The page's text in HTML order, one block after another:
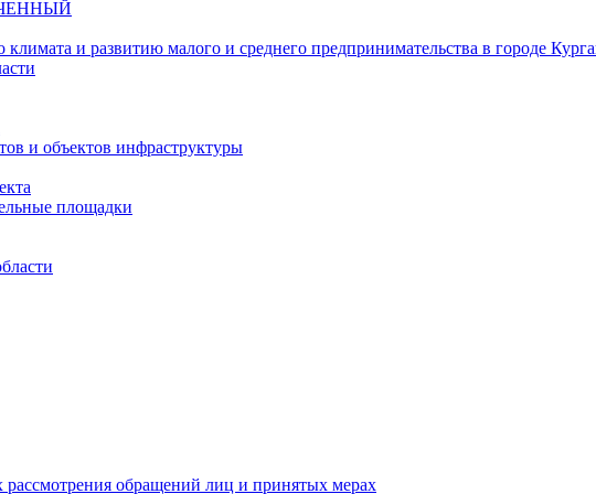
и развитию малого и среднего предпринимательства в городе
и объектов инфраструктуры
площадки
рассмотрения обращений лиц и принятых мерах